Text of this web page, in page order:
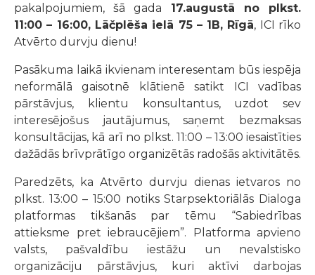
pakalpojumiem, šā gada 17.augustā no plkst.
11:00 – 16:00, Lāčplēša ielā 75 – 1B, Rīgā, ICI rīko
Atvērto durvju dienu!
Pasākuma laikā ikvienam interesentam būs iespēja
neformālā gaisotnē klātienē satikt ICI vadības
pārstāvjus, klientu konsultantus, uzdot sev
interesējošus jautājumus, saņemt bezmaksas
konsultācijas, kā arī no plkst. 11:00 – 13:00 iesaistīties
dažādās brīvprātīgo organizētās radošās aktivitātēs.
Paredzēts, ka Atvērto durvju dienas ietvaros no
plkst. 13:00 – 15:00 notiks Starpsektoriālās Dialoga
platformas tikšanās par tēmu “Sabiedrības
attieksme pret iebraucējiem”. Platforma apvieno
valsts, pašvaldību iestāžu un nevalstisko
organizāciju pārstāvjus, kuri aktīvi darbojas